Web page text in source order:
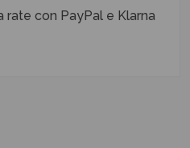
rate con PayPal e Klarna